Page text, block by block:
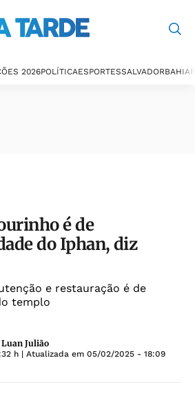
2026POLÍTICAESPORTESSALVADORBAHIA
é de
do Iphan, diz
e restauração é de
templo
Luan Julião
h | Atualizada em 05/02/2025 - 18:09